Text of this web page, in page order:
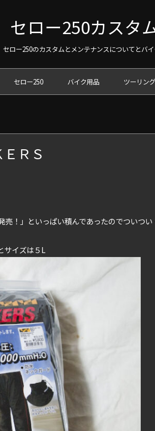
セロー250カスタ
セロー250のカスタムとメンテナンスについてとバ
セロー250 バイク用品 ツーリング
ＲＳ
！」といっぱい積んであったのでついつい
サイズは５L